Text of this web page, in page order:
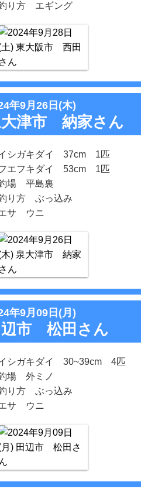
り方 エギング
年9月26日(木)
津市 納家さん
シガキダイ 37cm 1匹
エフキダイ 53cm 1匹
場 平島裏
り方 ぶっ込み
サ ウニ
年9月09日(月)
辺市 松田さん
シガキダイ 30~39cm 4匹
場 外ミノ
り方 ぶっ込み
サ ウニ